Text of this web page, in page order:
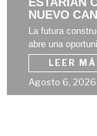
NUEVO
La futura
abre una
LEER
Agosto 6, 2026